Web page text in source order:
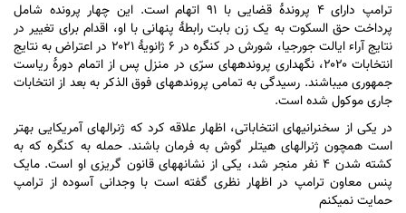
ترامپ دارای ۴ پروندۀ قضایی با ۹۱ اتهام است. این چهار پرونده شامل
پرداخت حق السکوت به یک زن بابت رابطۀ پنهانی با او، اقدام برای تغییر در
نتایج آراء ایالت جورجیا، شورش در کنگره در ۶ ژانویۀ ۲۰۲۱ در اعتراض به نتایج
انتخابات ۲۰۲۰، نگهداری پرونده‎های سرّی در منزل پس از اتمام دورۀ ریاست
جمهوری می‎باشند. رسیدگی به تمامی پرونده‎های فوق الذکر به بعد از انتخابات
جاری موکول شده است.
در یکی از سخنرانی‎های انتخاباتی، اظهار علاقه کرد که ژنرالهای آمریکایی بهتر
است همچون ژنرالهای هیتلر گوش به فرمان باشند. حمله به کنگره که به
کشته شدن ۴ نفر منجر شد، یکی از نشانه‎های قانون گریزی او است. مایک
پنس معاون ترامپ در اظهار نظری گفته است با وجدانی آسوده از ترامپ
حمایت نمی‎کنم